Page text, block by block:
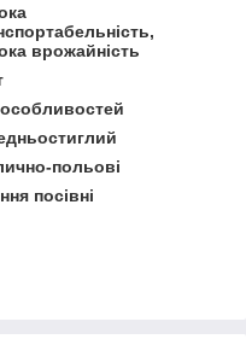
врожайність
польові
посівні